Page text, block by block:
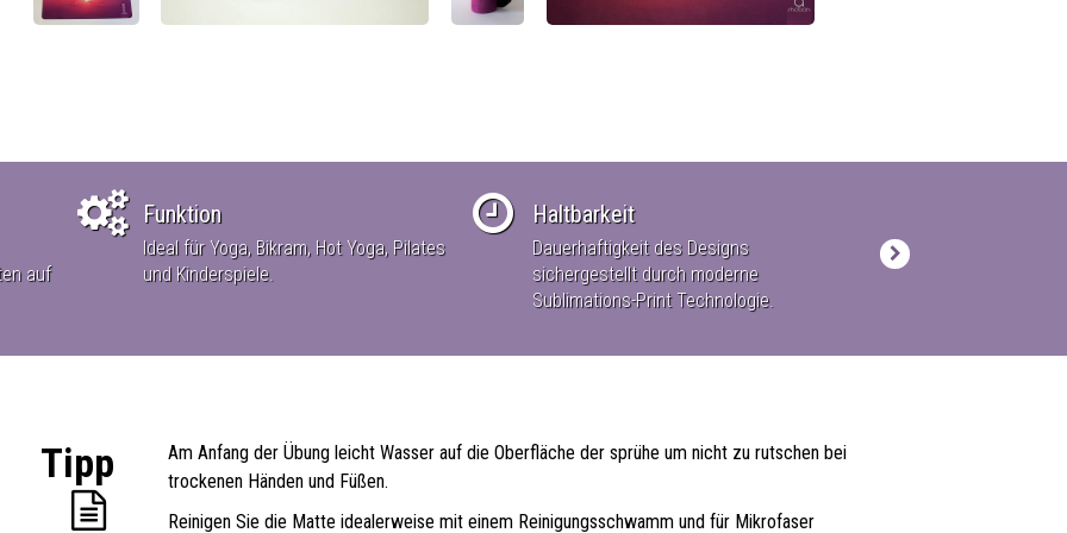
auf
Funktion
Ideal für Yoga, Bikram, Hot Yoga, Pilates
und Kinderspiele.
Haltbarkeit
Dauerhaftigkeit des Designs
sichergestellt durch moderne
Sublimations-Print Technologie.
Tipp
Am Anfang der Übung leicht Wasser auf die Oberfläche der sprühe um nicht zu rutschen bei
trockenen Händen und Füßen.
Reinigen Sie die Matte idealerweise mit einem Reinigungsschwamm und für Mikrofaser